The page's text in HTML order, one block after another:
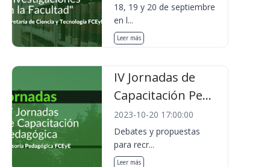
18, 19 y 20 de septiembre
en l...
Leer más
IV Jornadas de
Capacitación Pe...
2023-10-20 17:00:00
Debates y propuestas
para recr...
Leer más